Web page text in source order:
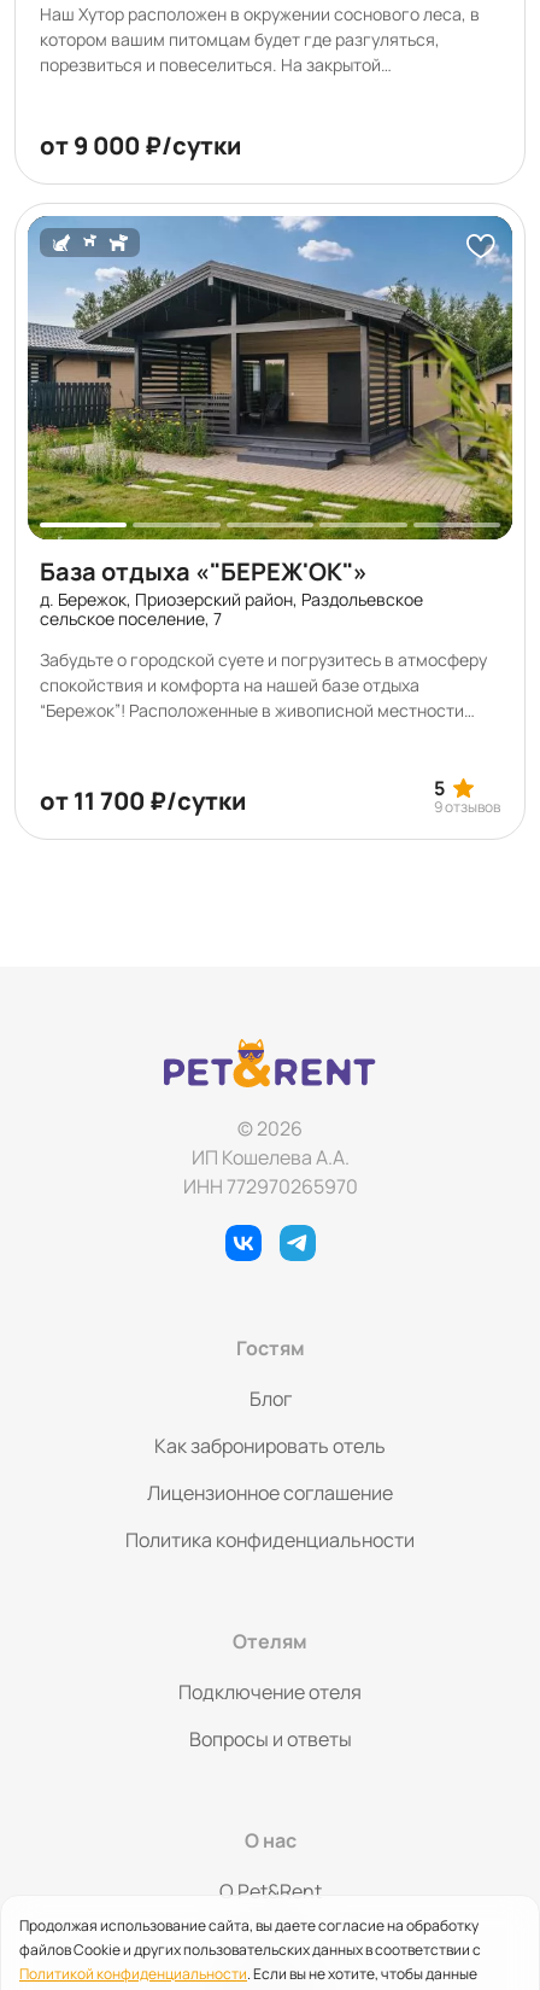
Наш Хутор расположен в окружении соснового леса, в
котором вашим питомцам будет где разгуляться,
порезвиться и повеселиться. На закрытой
стиле Барнхаус, у каждого дома есть своя беседка и
зона барбекю, включенные в стоимость, а также
просторная парковка, детская площадка, большая
костровая зона, место силы и самое главное - баня с
парилкой из натурального кедра. У нас не бывает
шумных вечеринок. Мы ценим тишину и единение с
природой. Также мы ценим комфорт всех наших гостей и
просим владельцев питомцев гулять на территории
Хутора на поводке.
от 9 000 ₽/сутки
База отдыха «"БЕРЕЖ'ОК"»
д. Бережок, Приозерский район, Раздольевское
сельское поселение, 7
Забудьте о городской суете и погрузитесь в атмосферу
спокойствия и комфорта на нашей базе отдыха
“Бережок”! Расположенные в живописной местности
современными удобствами. На закрытой территории
находится 7 комфортабельных домов, оборудованных
всей необходимой бытовой техникой, Smart TV, Яндекс-
Насладитесь настоящим русским паром- на территории
оборудована отдельно стоящая баня!
от 11 700 ₽/сутки 5
9 отзывов
© 2026
ИП Кошелева А.А.
ИНН 772970265970
Гостям
Блог
Как забронировать отель
Лицензионное соглашение
Политика конфиденциальности
Отелям
Подключение отеля
Вопросы и ответы
О нас
O Pet&Rent
Контакты
Продолжая использование сайта, вы даете согласие на обработку
файлов Cookie и других пользовательских данных в соответствии с
Политикой конфиденциальности. Если вы не хотите, чтобы данные